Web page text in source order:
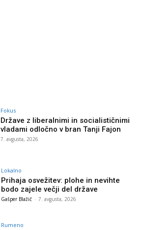
Fokus
Države z liberalnimi in socialističnimi
vladami odločno v bran Tanji Fajon
7. avgusta, 2026
Lokalno
Prihaja osvežitev: plohe in nevihte
bodo zajele večji del države
Gašper Blažič - 7. avgusta, 2026
Rumeno